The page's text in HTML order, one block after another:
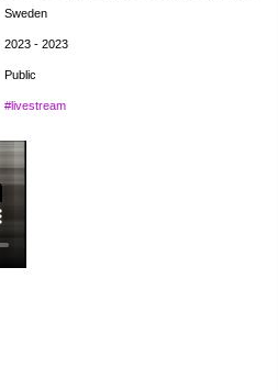
from the exhibition at MKC
at 6 PM. Tuesday: Sandi
från finissagen av Noncitizen
Alattar att spela en rekonstruktion
kontroll, rädsla och våld. Han
kontrasteras med utdrag ur
känslor av både obehag och
används upprepade gånger
inbjudan till eskapism eller som en
mantran. Joina oss online eller
Sweden
2023 - 2023
Public
#livestream